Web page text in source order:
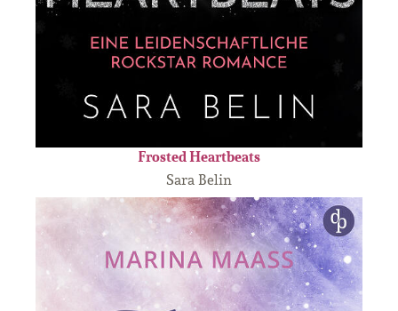
Frosted Heartbeats
Sara Belin